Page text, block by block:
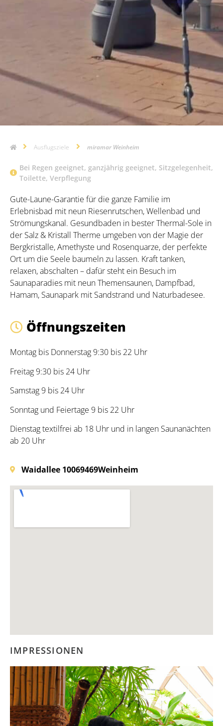
Ausflugsziele miramar Weinheim
Bei Regen geeignet, ganzjährig geeignet, Sitzgelegenheit,
Toilette, Verpflegung
Gute-Laune-Garantie für die ganze Familie im
Erlebnisbad mit neun Riesenrutschen, Wellenbad und
Strömungskanal. Gesundbaden in bester Thermal-Sole in
der Salz & Kristall Therme umgeben von der Magie der
Bergkristalle, Amethyste und Rosenquarze, der perfekte
Ort um die Seele baumeln zu lassen. Kraft tanken,
relaxen, abschalten – dafür steht ein Besuch im
Saunaparadies mit neun Themensaunen, Dampfbad,
Hamam, Saunapark mit Sandstrand und Naturbadesee.
Öffnungszeiten
Montag bis Donnerstag 9:30 bis 22 Uhr
Freitag 9:30 bis 24 Uhr
Samstag 9 bis 24 Uhr
Sonntag und Feiertage 9 bis 22 Uhr
Dienstag textilfrei ab 18 Uhr und in langen Saunanächten
ab 20 Uhr
Waidallee 10069469Weinheim
IMPRESSIONEN